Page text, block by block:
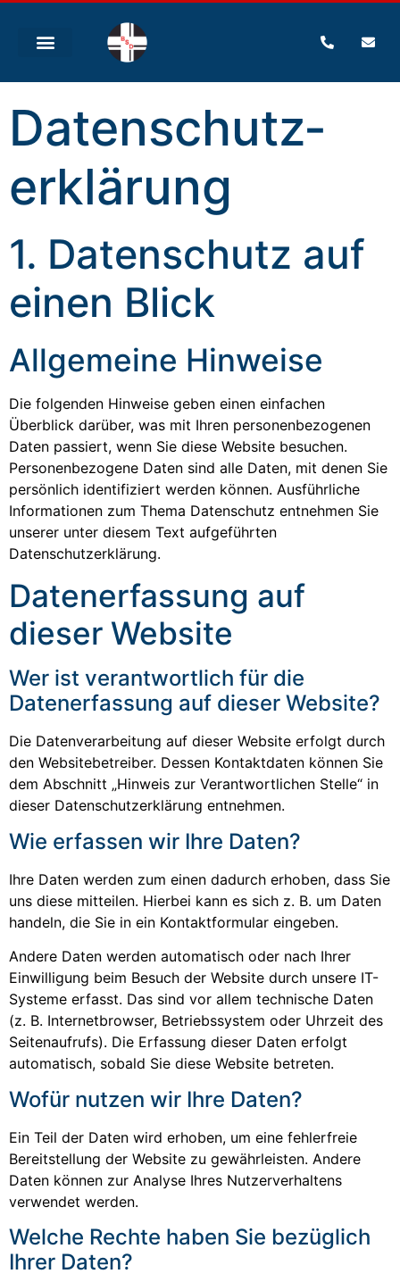
Datenschutz­
erklärung
1. Datenschutz auf
einen Blick
Allgemeine Hinweise
Die folgenden Hinweise geben einen einfachen
Überblick darüber, was mit Ihren personenbezogenen
Daten passiert, wenn Sie diese Website besuchen.
Personenbezogene Daten sind alle Daten, mit denen Sie
persönlich identifiziert werden können. Ausführliche
Informationen zum Thema Datenschutz entnehmen Sie
unserer unter diesem Text aufgeführten
Datenschutzerklärung.
Datenerfassung auf
dieser Website
Wer ist verantwortlich für die
Datenerfassung auf dieser Website?
Die Datenverarbeitung auf dieser Website erfolgt durch
den Websitebetreiber. Dessen Kontaktdaten können Sie
dem Abschnitt „Hinweis zur Verantwortlichen Stelle“ in
dieser Datenschutzerklärung entnehmen.
Wie erfassen wir Ihre Daten?
Ihre Daten werden zum einen dadurch erhoben, dass Sie
uns diese mitteilen. Hierbei kann es sich z. B. um Daten
handeln, die Sie in ein Kontaktformular eingeben.
Andere Daten werden automatisch oder nach Ihrer
Einwilligung beim Besuch der Website durch unsere IT-
Systeme erfasst. Das sind vor allem technische Daten
(z. B. Internetbrowser, Betriebssystem oder Uhrzeit des
Seitenaufrufs). Die Erfassung dieser Daten erfolgt
automatisch, sobald Sie diese Website betreten.
Wofür nutzen wir Ihre Daten?
Ein Teil der Daten wird erhoben, um eine fehlerfreie
Bereitstellung der Website zu gewährleisten. Andere
Daten können zur Analyse Ihres Nutzerverhaltens
verwendet werden.
Welche Rechte haben Sie bezüglich
Ihrer Daten?